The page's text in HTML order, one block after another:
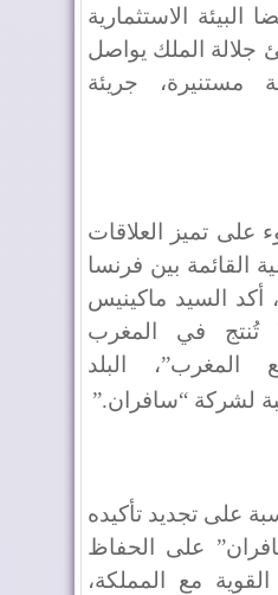
البيئة الاستثمارية
جلالة الملك يواصل
مستنيرة، جريئة
على تميز العلاقات
القائمة بين فرنسا
أكد السيد ماكينيس
تُنتج في المغرب
البلد
لشركة “سافران”.
على تجديد تأكيده
على الحفاظ
مع المملكة،